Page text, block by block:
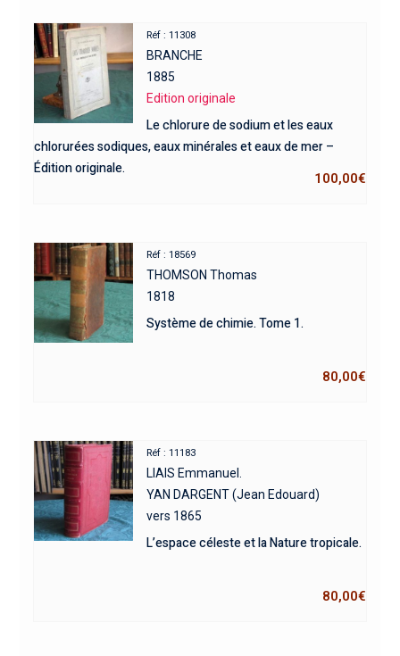
Réf : 11308
BRANCHE
1885
Edition originale
Le chlorure de sodium et les eaux
chlorurées sodiques, eaux minérales et eaux de mer –
Édition originale.
100,00€
Réf : 18569
THOMSON Thomas
1818
Système de chimie. Tome 1.
80,00€
Réf : 11183
LIAIS Emmanuel.
YAN DARGENT (Jean Edouard)
vers 1865
L’espace céleste et la Nature tropicale.
80,00€